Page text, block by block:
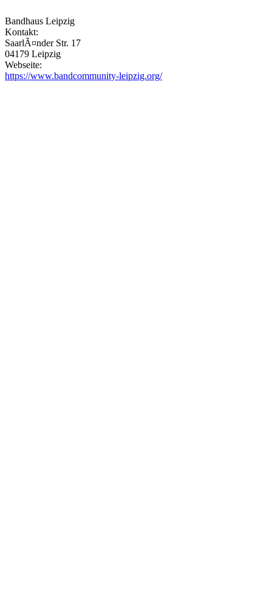
Bandhaus Leipzig
Kontakt:
SaarlÃ¤nder Str. 17
04179 Leipzig
Webseite:
https://www.bandcommunity-leipzig.org/